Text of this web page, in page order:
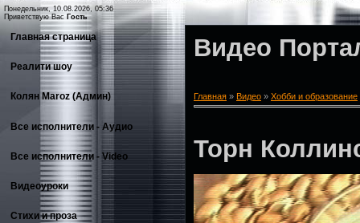
Понедельник, 10.08.2026, 05:36
Приветствую Вас Гость
Главная страница
Реалити шоу
Колян Maroz (Админ)
Все исполнители - Аудио
Все исполнители - Video
Видеоуроки
Стихи и проза
Видео
Главная » Видео » Хобби и образование
Торн